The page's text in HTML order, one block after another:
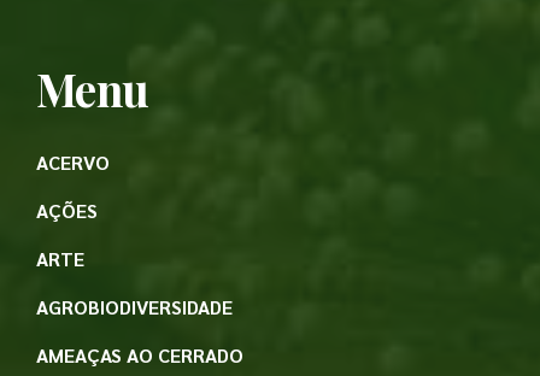
Menu
ACERVO
AÇÕES
ARTE
AGROBIODIVERSIDADE
AMEAÇAS AO CERRADO